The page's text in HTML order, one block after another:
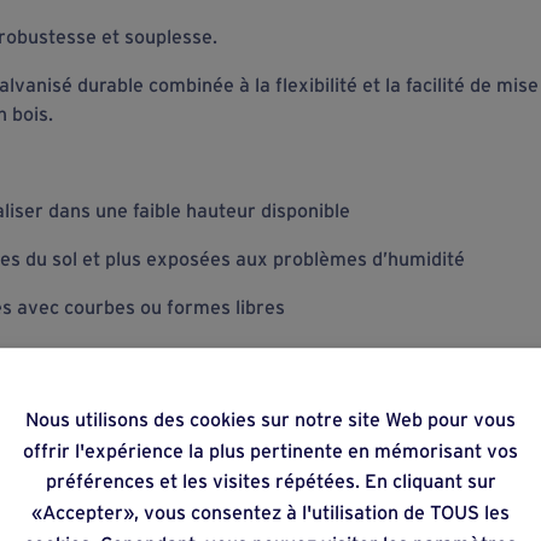
et souplesse.
durable combinée à la flexibilité et la facilité de
bois.
dans une faible hauteur disponible
du sol et plus exposées aux problèmes d’humidité
avec courbes ou formes libres
mixte bois-métal sur rehausse en acier
à une solution de rehausse en acier galvanisé.
à l’esthétique naturelle du bois.
Nous utilisons des cookies sur notre site Web pour vous
offrir l'expérience la plus pertinente en mémorisant vos
préférences et les visites répétées. En cliquant sur
«Accepter», vous consentez à l'utilisation de TOUS les